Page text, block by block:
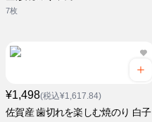
7枚
¥1,498(税込¥1,617.84)
佐賀産 歯切れを楽しむ焼のり 白子